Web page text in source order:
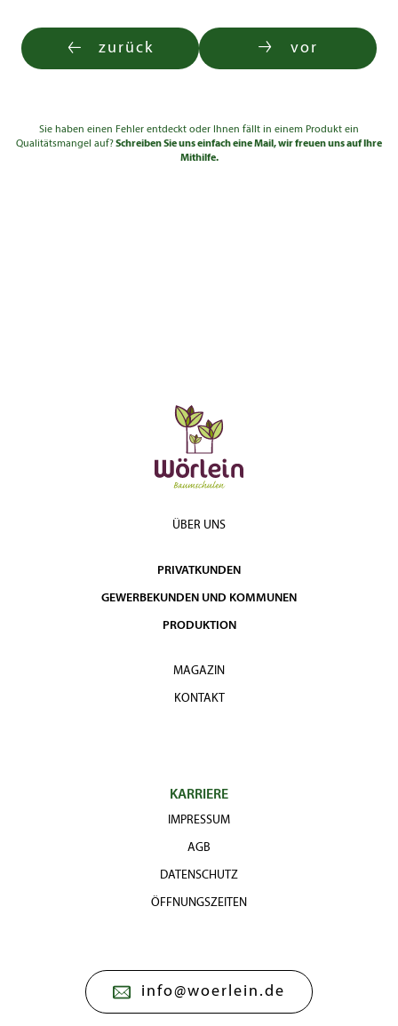
zurück vor
Sie haben einen Fehler entdeckt oder Ihnen fällt in einem Produkt ein
Qualitätsmangel auf?Schreiben Sie uns einfach eine Mail, wir freuen uns auf Ihre
Mithilfe.
ÜBER UNS
PRIVATKUNDEN
GEWERBEKUNDEN UND KOMMUNEN
PRODUKTION
MAGAZIN
KONTAKT
KARRIERE
IMPRESSUM
AGB
DATENSCHUTZ
ÖFFNUNGSZEITEN
info@woerlein.de